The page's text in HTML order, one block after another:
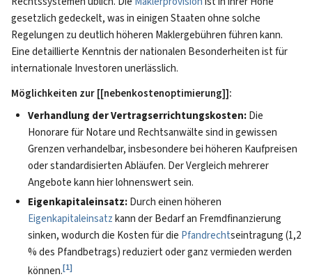
gesetzlich gedeckelt, was in einigen Staaten ohne solche
Regelungen zu deutlich höheren Maklergebühren führen kann.
Eine detaillierte Kenntnis der nationalen Besonderheiten ist für
internationale Investoren unerlässlich.
Möglichkeiten zur [[nebenkostenoptimierung]]:
Verhandlung der Vertragserrichtungskosten:Die
Honorare für Notare und Rechtsanwälte sind in gewissen
Grenzen verhandelbar, insbesondere bei höheren Kaufpreisen
oder standardisierten Abläufen. Der Vergleich mehrerer
Angebote kann hier lohnenswert sein.
Eigenkapitaleinsatz:Durch einen höheren
Eigenkapitaleinsatzkann der Bedarf an Fremdfinanzierung
sinken, wodurch die Kosten für die Pfandrechtseintragung (1,2
% des Pfandbetrags) reduziert oder ganz vermieden werden
können.[1]